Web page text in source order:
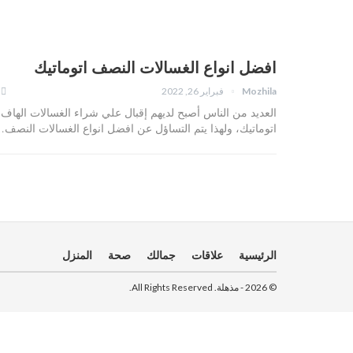
افضل انواع الغسالات النصف اتوماتيك
Mozhila فبراير 26, 2022
العديد من الناس أصبح لديهم إقبال علي شراء الغسالات الهاف
اتوماتيك، ولهذا يتم التساؤل عن افضل انواع الغسالات
الرئيسية علاقات جمالك صحة المنزل
© 2026 - مذهلة. All Rights Reserved.